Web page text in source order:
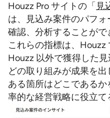
Houzz Pro サイトの「 見
は、見込み案件のパフ
確認、分析することがで
これらの指標は、Houzz
Houzz 以外で獲得した見
どの取り組みが成果を
ある箇所はどこである
率的な経営戦略に役立て